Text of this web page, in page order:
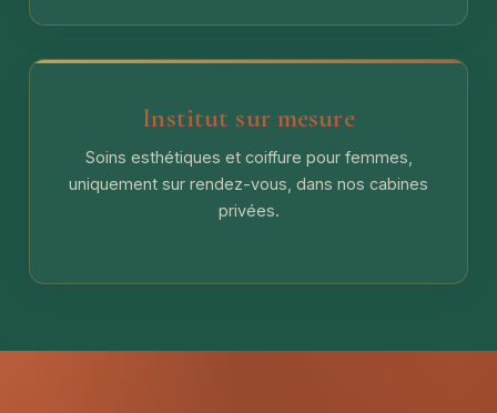
Institut sur mesure
Soins esthétiques et coiffure pour femmes,
uniquement sur rendez-vous, dans nos cabines
privées.